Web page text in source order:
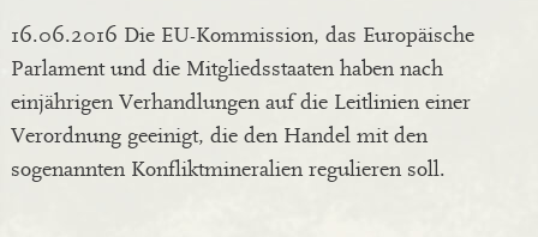
16.06.2016 Die EU-Kommission, das Europäische
Parlament und die Mitgliedsstaaten haben nach
einjährigen Verhandlungen auf die Leitlinien einer
Verordnung geeinigt, die den Handel mit den
sogenannten Konfliktmineralien regulieren soll.